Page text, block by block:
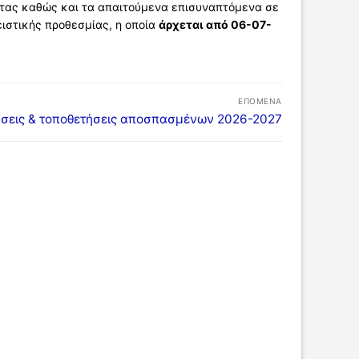
καθώς και τα απαιτούμενα επισυναπτόμενα σε
προθεσμίας, η οποίαάρχεται από 06-07-
ΕΠΌΜΕΝΑ
& τοποθετήσεις αποσπασμένων 2026-2027